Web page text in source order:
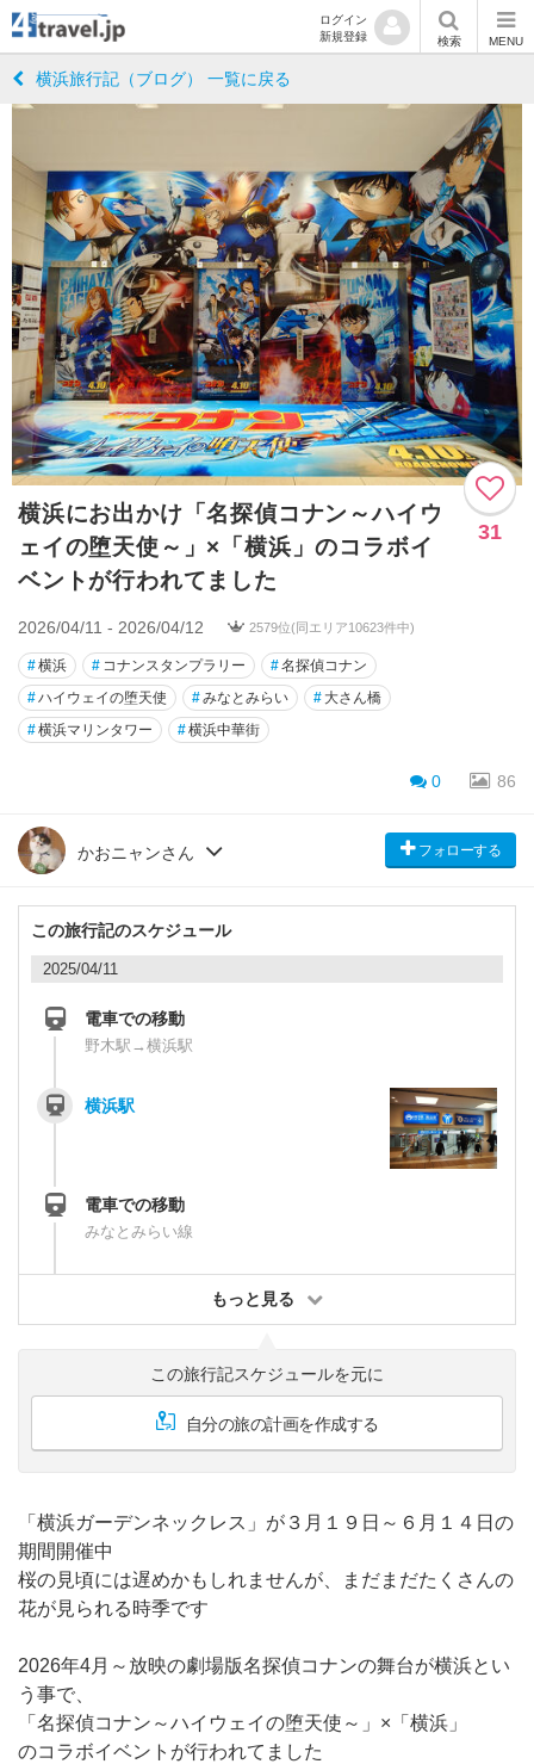
ログイン
新規登録
検索 MENU
横浜旅行記（ブログ） 一覧に戻る
横浜にお出かけ「名探偵コナン～ハイウ
ェイの堕天使～」×「横浜」のコラボイ
ベントが行われてました
31
2026/04/11 - 2026/04/12 2579位(同エリア10623件中)
#横浜 # コナンスタンプラリー #名探偵コナン
#ハイウェイの堕天使 #みなとみらい # 大さん橋
#横浜マリンタワー #横浜中華街
0 86
かおニャンさん フォローする
この旅行記のスケジュール
2025/04/11
電車での移動
野木駅→横浜駅
横浜駅
電車での移動
みなとみらい線
もっと見る
この旅行記スケジュールを元に
自分の旅の計画を作成する
「横浜ガーデンネックレス」が３月１９日～６月１４日の
期間開催中
桜の見頃には遅めかもしれませんが、まだまだたくさんの
花が見られる時季です
2026年4月～放映の劇場版名探偵コナンの舞台が横浜とい
う事で、
「名探偵コナン～ハイウェイの堕天使～」×「横浜」
のコラボイベントが行われてました